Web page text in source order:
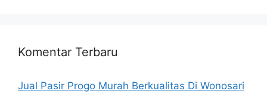
Komentar Terbaru
Jual Pasir Progo Murah Berkualitas Di Wonosari